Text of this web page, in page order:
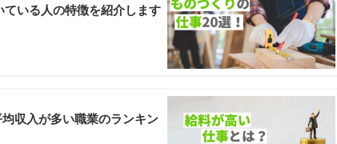
いる人の特徴を紹介します
収入が多い職業のランキン